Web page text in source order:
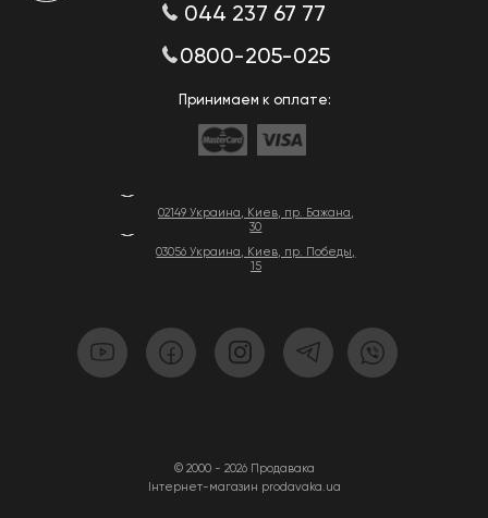
02149 Украина, Киев, пр. Бажана,
30
03056 Украина, Киев, пр. Победы,
15
© 2000 - 2026 Продавака
Інтернет-магазин prodavaka.ua
044 237 67 77
0800-205-025
Принимаем к оплате: